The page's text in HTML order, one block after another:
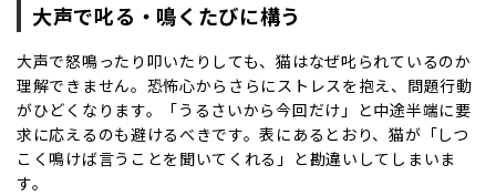
大声で叱る・鳴くたびに構う
大声で怒鳴ったり叩いたりしても、猫はなぜ叱られているのか
理解できません。恐怖心からさらにストレスを抱え、問題行動
がひどくなります。「うるさいから今回だけ」と中途半端に要
求に応えるのも避けるべきです。表にあるとおり、猫が「しつ
こく鳴けば言うことを聞いてくれる」と勘違いしてしまいま
す。